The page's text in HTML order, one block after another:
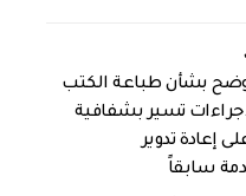
توضح بشأن طباعة الكتب
تسير بشفافية
إعادة تدوير
سابقاً